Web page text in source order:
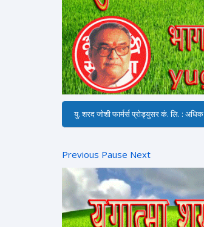
जग बदलणारी पुस्तके : क्लिक करा.
Previous Pause Next